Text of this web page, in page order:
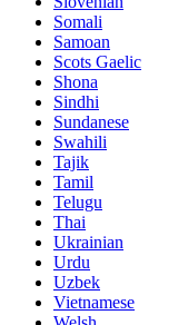
Somali
Samoan
Scots Gaelic
Shona
Sindhi
Sundanese
Swahili
Tajik
Tamil
Telugu
Thai
Ukrainian
Urdu
Uzbek
Vietnamese